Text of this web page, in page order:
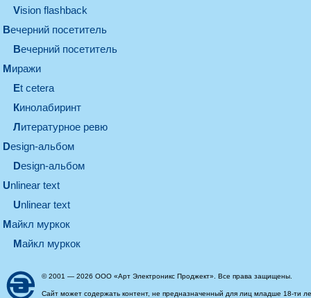
Vision flashback
вечерний посетитель
вечерний посетитель
миражи
et cetera
кинолабиринт
литературное ревю
design-альбом
design-альбом
unlinear text
Unlinear text
майкл муркок
майкл муркок
© 2001 — 2026 ООО «Арт Электроникс Проджект». Все права защищены.
Сайт может содержать контент, не предназначенный для лиц младше 18-ти